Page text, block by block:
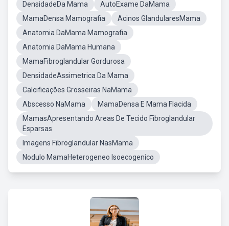
DensidadeDa Mama
AutoExame DaMama
MamaDensa Mamografia
Acinos GlandularesMama
Anatomia DaMama Mamografia
Anatomia DaMama Humana
MamaFibroglandular Gordurosa
DensidadeAssimetrica Da Mama
Calcificações Grosseiras NaMama
Abscesso NaMama
MamaDensa E Mama Flacida
MamasApresentando Areas De Tecido Fibroglandular
Esparsas
Imagens Fibroglandular NasMama
Nodulo MamaHeterogeneo Isoecogenico